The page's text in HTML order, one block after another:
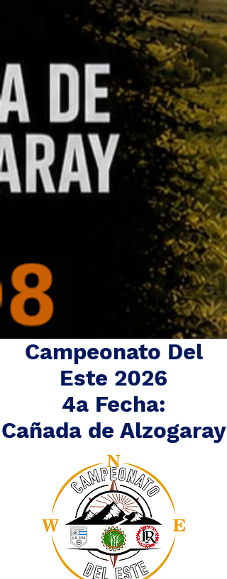
Campeonato Del
Este 2026
4a Fecha:
Cañada de Alzogaray